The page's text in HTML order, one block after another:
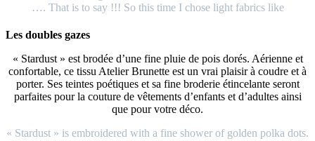
…. That is to say !!! So this time I chose light fabrics like
Les doubles gazes
« Stardust » est brodée d’une fine pluie de pois dorés. Aérienne et
confortable, ce tissu Atelier Brunette est un vrai plaisir à coudre et à
porter. Ses teintes poétiques et sa fine broderie étincelante seront
parfaites pour la couture de vêtements d’enfants et d’adultes ainsi
que pour votre déco.
« Stardust » is embroidered with a fine shower of golden polka dots.